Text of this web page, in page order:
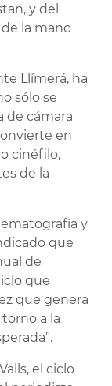
y del
la mano
Llímerá, ha
sólo se
de cámara
en
cinéfilo,
de la
y
que
de
que
que genera
a la
el ciclo